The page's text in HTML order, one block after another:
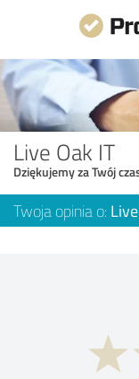
Live Oak IT
Dziękujemy za Twój
Twoja opinia o: